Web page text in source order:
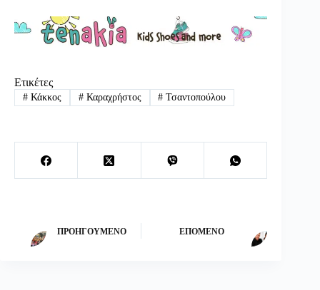
Ετικέτες
#Κάκκος #Καραχρήστος # Τσαντοπούλου
ΠΡΟΗΓΟΎΜΕΝΟ ΕΠΌΜΕΝΟ